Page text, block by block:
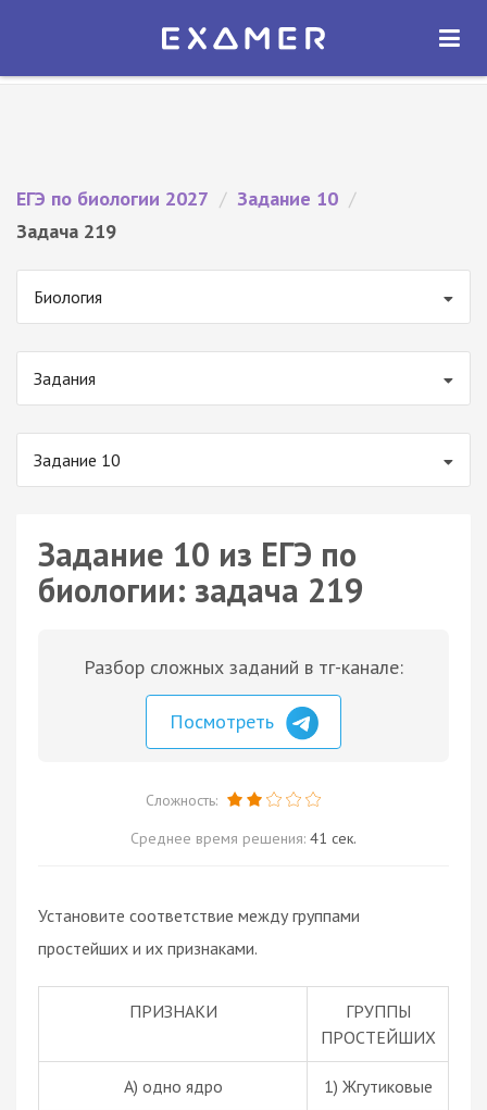
Экзамер — ЕГЭ 2027
ОТКРЫТЬ
ЕГЭ по биологии 2027 / Задание 10 /
Задача 219
Биология
Задания
Задание 10
Задание 10 из ЕГЭ по
биологии: задача 219
Разбор сложных заданий в тг-канале:
Посмотреть
Сложность:
Среднее время решения: 41 сек.
Установите соответствие между группами
простейших и их признаками.
ПРИЗНАКИ
ГРУППЫ
ПРОСТЕЙШИХ
А) одно ядро 1) Жгутиковые